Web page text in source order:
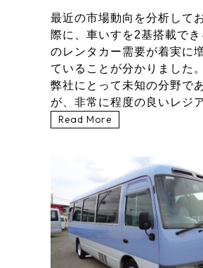
最近の市場動向を分析して
際に、車いすを2基搭載で
のレンタカー需要が着実に
ていることが分かりました
弊社にとって未知の分野で
が、非常に程度の良いレジ
Read More